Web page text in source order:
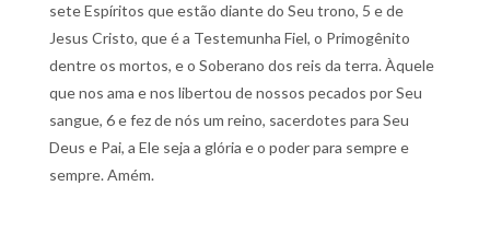
sete Espíritos que estão diante do Seu trono, 5 e de
Jesus Cristo, que é a Testemunha Fiel, o Primogênito
dentre os mortos, e o Soberano dos reis da terra. Àquele
que nos ama e nos libertou de nossos pecados por Seu
sangue, 6 e fez de nós um reino, sacerdotes para Seu
Deus e Pai, a Ele seja a glória e o poder para sempre e
sempre. Amém.